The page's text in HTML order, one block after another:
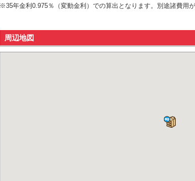
※35年金利0.975％（変動金利）での算出となります。別途諸費用が
周辺地図